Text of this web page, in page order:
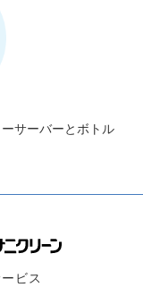
サーバーとボトル
ビス